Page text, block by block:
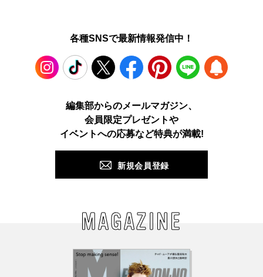
各種SNSで最新情報発信中！
TikTok Facebook Pinterest LINE
編集部からのメールマガジン、
会員限定プレゼントや
イベントへの応募など特典が満載!
新規会員登録
MAGAZINE